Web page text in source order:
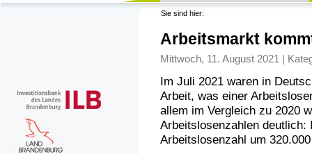
Sie sind hier:
Arbeitsmarkt
Mittwoch, 11. August 2021 |
Im Juli 2021 waren in
Arbeit, was einer
allem im Vergleich zu 2020
Arbeitslosenzahlen
Arbeitslosenzahl um